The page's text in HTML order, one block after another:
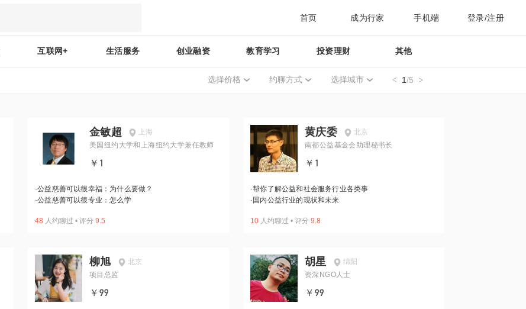
首页 成为行家 手机端 登录/注册
互联网+ 生活服务 创业融资 教育学习 投资理财 其他
选择价格 约聊方式 选择城市 1/5
金敏超
上海
美国纽约大学和上海纽约大学兼任教师
￥1
·公益慈善可以很幸福：为什么要做？
·公益慈善可以很专业：怎么学
48 人约聊过 • 评分 9.5
黄庆委
北京
南都公益基金会助理秘书长
￥1
·帮你了解公益和社会服务行业各类事
· 国内公益行业的现状和未来
10 人约聊过 • 评分 9.8
柳旭
北京
项目总监
￥99
胡星
绵阳
资深NGO人士
￥99